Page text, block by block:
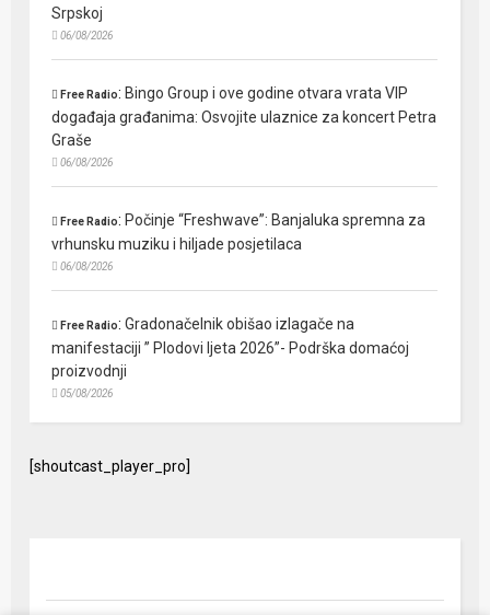
Srpskoj
06/08/2026
Free Radio: Bingo Group i ove godine otvara vrata VIP
događaja građanima: Osvojite ulaznice za koncert Petra
Graše
06/08/2026
Free Radio: Počinje “Freshwave”: Banjaluka spremna za
vrhunsku muziku i hiljade posjetilaca
06/08/2026
Free Radio:Gradonačelnik obišao izlagače na
manifestaciji ” Plodovi ljeta 2026”- Podrška domaćoj
proizvodnji
05/08/2026
[shoutcast_player_pro]